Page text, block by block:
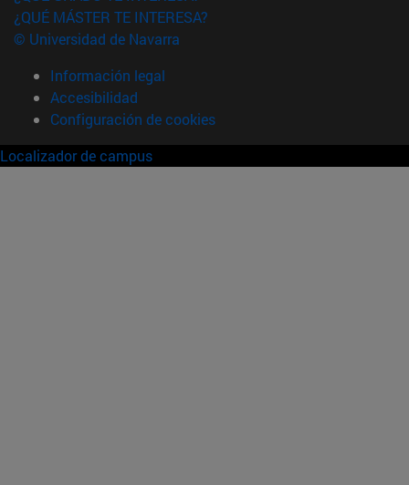
¿QUÉ MÁSTER TE INTERESA?
© Universidad de Navarra
Información legal
Accesibilidad
Configuración de cookies
Localizador de campus